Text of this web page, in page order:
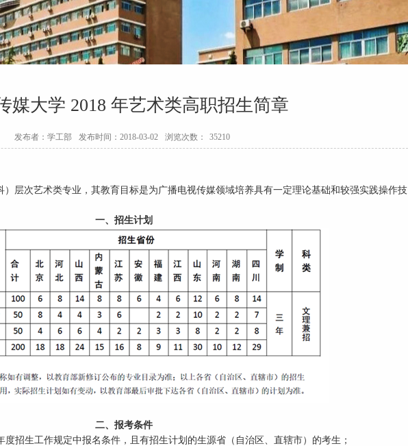
媒大学 2018 年艺术类高职招生简章
发布者：学工部 发布时间：2018-03-02 浏览次数： 35210
）层次艺术类专业，其教育目标是为广播电视传媒领域培养具有一定理论基础和较强实践操作技
一、招生计划
二、报考条件
招生工作规定中报名条件，且有招生计划的生源省（自治区、直辖市）的考生；